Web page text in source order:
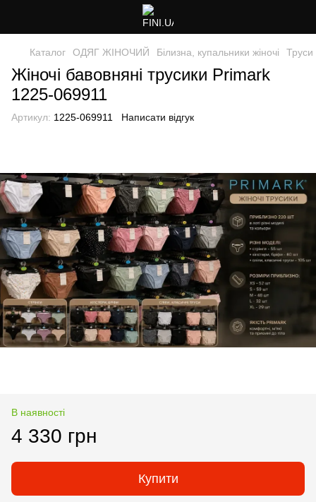
Каталог ОДЯГ ЖІНОЧИЙ Білизна, купальники жіночі Труси
Жіночі бавовняні трусики Primark
1225-069911
Артикул: 1225-069911 Написати відгук
В наявності
4 330 грн
Купити